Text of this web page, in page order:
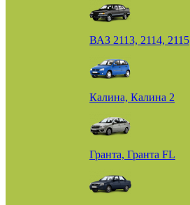
ВАЗ 2113, 2114, 2115
Калина, Калина 2
Гранта, Гранта FL